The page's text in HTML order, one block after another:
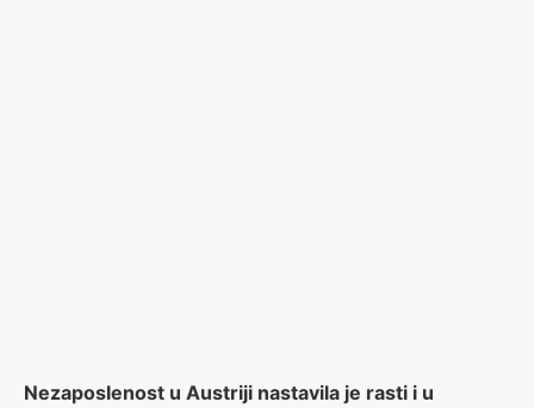
Nezaposlenost u Austriji nastavila je rasti i u